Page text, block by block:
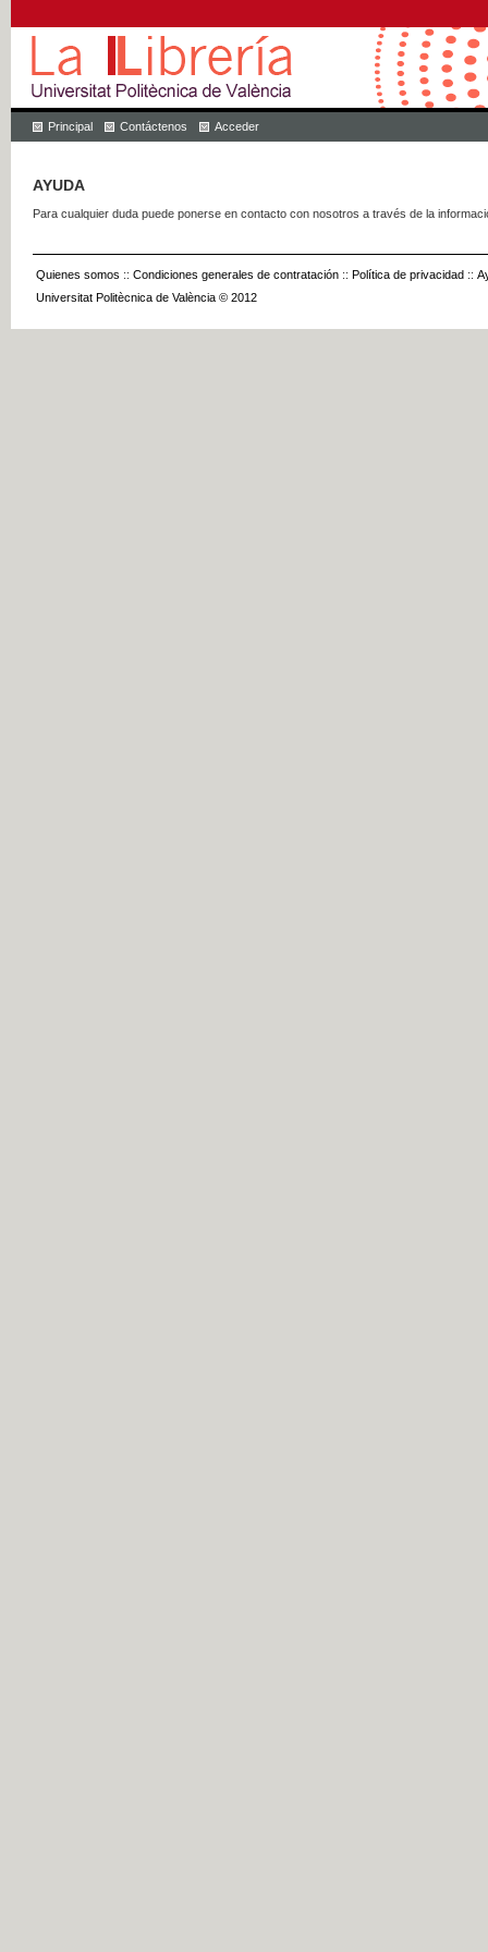
Principal Contáctenos Acceder
AYUDA
Para cualquier duda puede ponerse en contacto con nosotros a través de la
Quienes somos :: Condiciones generales de contratación :: Política de privacidad ::
Universitat Politècnica de València © 2012